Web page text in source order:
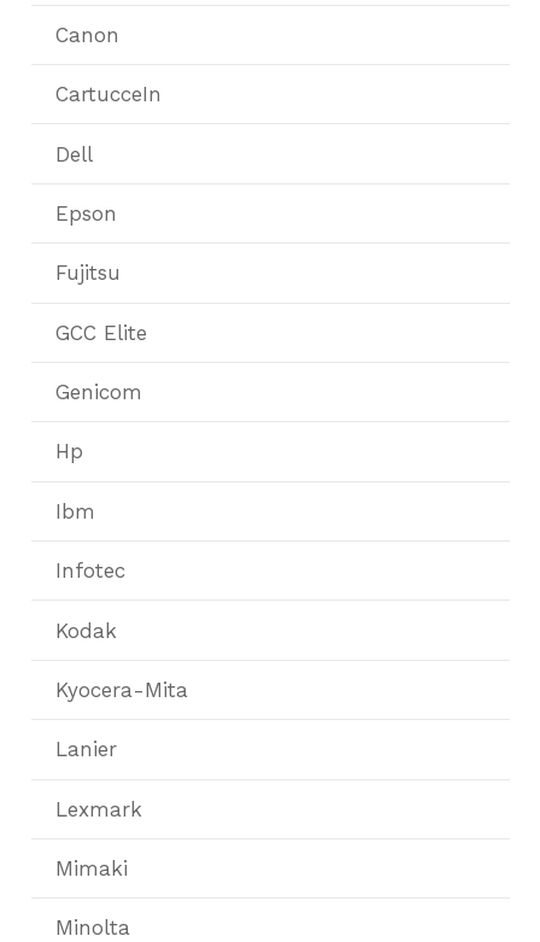
Canon
CartucceIn
Dell
Epson
Fujitsu
GCC Elite
Genicom
Hp
Ibm
Infotec
Kodak
Kyocera-Mita
Lanier
Lexmark
Mimaki
Minolta